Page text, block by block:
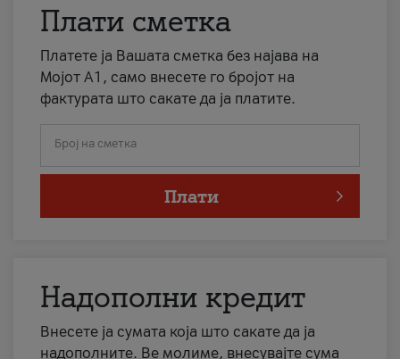
Плати сметка
Платете ја Вашата сметка без најава на
Мојот А1, само внесете го бројот на
фактурата што сакате да ја платите.
Број на сметка
Плати
Надополни кредит
Внесете ја сумата која што сакате да ја
надополните. Ве молиме, внесувајте сума